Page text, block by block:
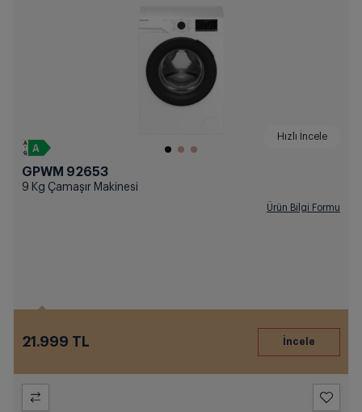
Hızlı İncele
GPWM 92653
9 Kg Çamaşır Makinesi
Ürün Bilgi Formu
21.999 TL